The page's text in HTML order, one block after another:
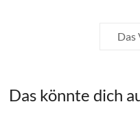
Das
Das könnte dich